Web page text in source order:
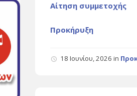
Αίτηση συμμετοχής
Προκήρυξη
18 Ιουνίου, 2026in